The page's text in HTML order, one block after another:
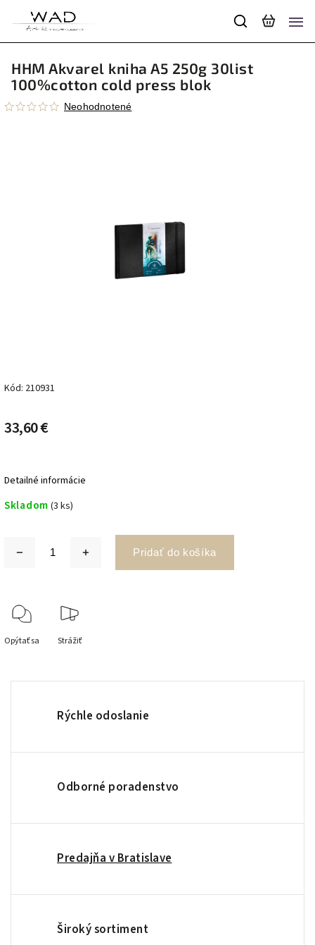
HHM Akvarel kniha A5 250g 30list
100%cotton cold press blok
Neohodnotené
Kód: 210931
33,60 €
Skladom (3 ks)
Pridať do košíka
Detailné informácie
Opýtať sa Strážiť
Rýchle odoslanie
Odborné poradenstvo
Predajňa v Bratislave
Široký sortiment